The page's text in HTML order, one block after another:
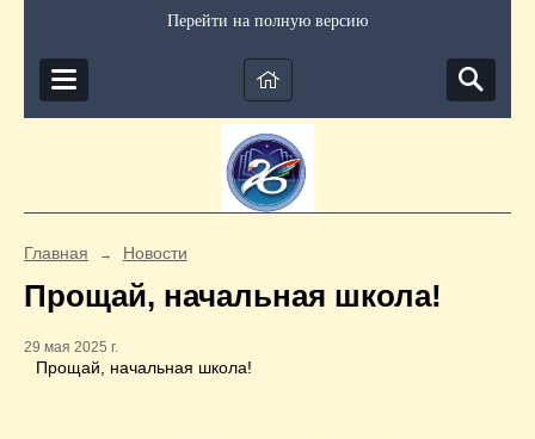
Перейти на полную версию
Главная → Новости
Прощай, начальная школа!
29 мая 2025 г.
Прощай, начальная школа!